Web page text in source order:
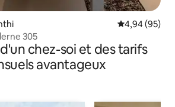
Évaluation
4,94 (95)
305
chez-soi et des tarifs
avantageux